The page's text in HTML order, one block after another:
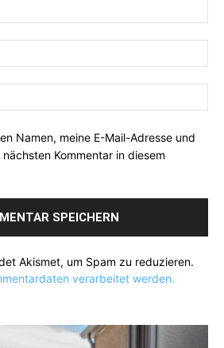
Namen, meine E-Mail-Adresse und
Kommentar in diesem
Akismet, um Spam zu reduzieren.
verarbeitet werden.